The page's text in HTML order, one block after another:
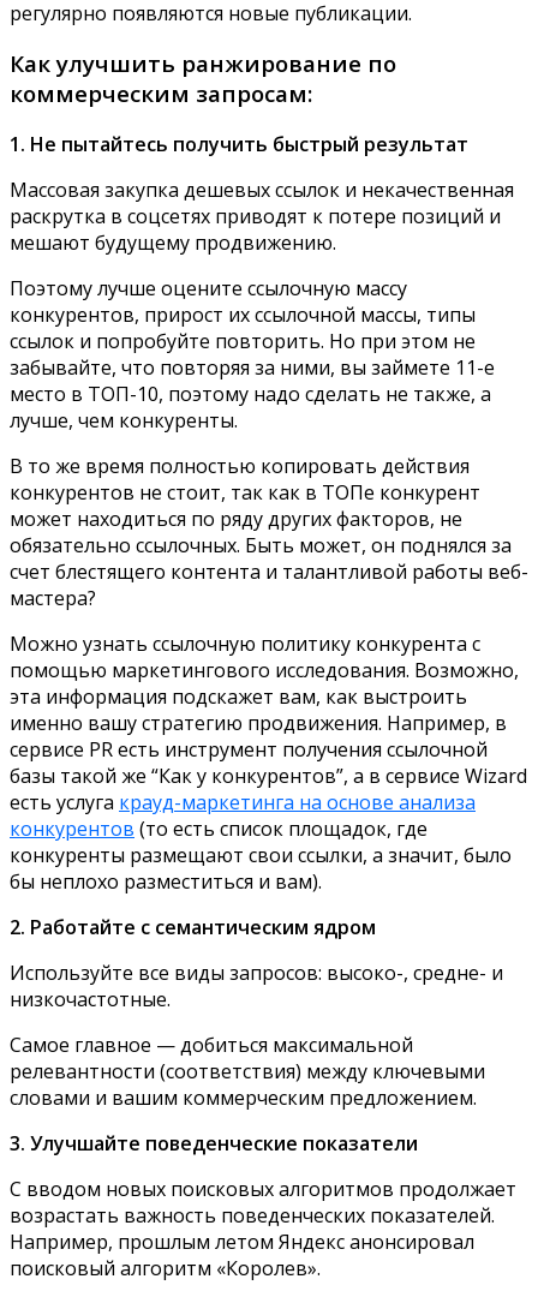
регулярно появляются новые публикации.
Как улучшить ранжирование по
коммерческим запросам:
1. Не пытайтесь получить быстрый результат
Массовая закупка дешевых ссылок и некачественная
раскрутка в соцсетях приводят к потере позиций и
мешают будущему продвижению.
Поэтому лучше оцените ссылочную массу
конкурентов, прирост их ссылочной массы, типы
ссылок и попробуйте повторить. Но при этом не
забывайте, что повторяя за ними, вы займете 11-е
место в ТОП-10, поэтому надо сделать не также, а
лучше, чем конкуренты.
В то же время полностью копировать действия
конкурентов не стоит, так как в ТОПе конкурент
может находиться по ряду других факторов, не
обязательно ссылочных. Быть может, он поднялся за
счет блестящего контента и талантливой работы веб-
мастера?
Можно узнать ссылочную политику конкурента с
помощью маркетингового исследования. Возможно,
эта информация подскажет вам, как выстроить
именно вашу стратегию продвижения. Например, в
сервисе PR есть инструмент получения ссылочной
базы такой же “Как у конкурентов”, а в сервисе Wizard
есть услуга крауд-маркетинга на основе анализа
конкурентов (то есть список площадок, где
конкуренты размещают свои ссылки, а значит, было
бы неплохо разместиться и вам).
2. Работайте с семантическим ядром
Используйте все виды запросов: высоко-, средне- и
низкочастотные.
Самое главное — добиться максимальной
релевантности (соответствия) между ключевыми
словами и вашим коммерческим предложением.
3. Улучшайте поведенческие показатели
С вводом новых поисковых алгоритмов продолжает
возрастать важность поведенческих показателей.
Например, прошлым летом Яндекс анонсировал
поисковый алгоритм «Королев».